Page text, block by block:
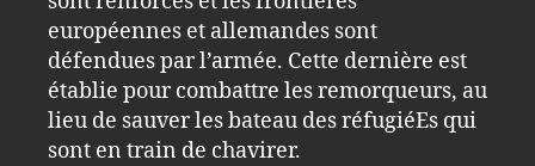
européennes et allemandes sont
défendues par l’armée. Cette dernière est
établie pour combattre les remorqueurs, au
lieu de sauver les bateau des réfugiéEs qui
sont en train de chavirer.